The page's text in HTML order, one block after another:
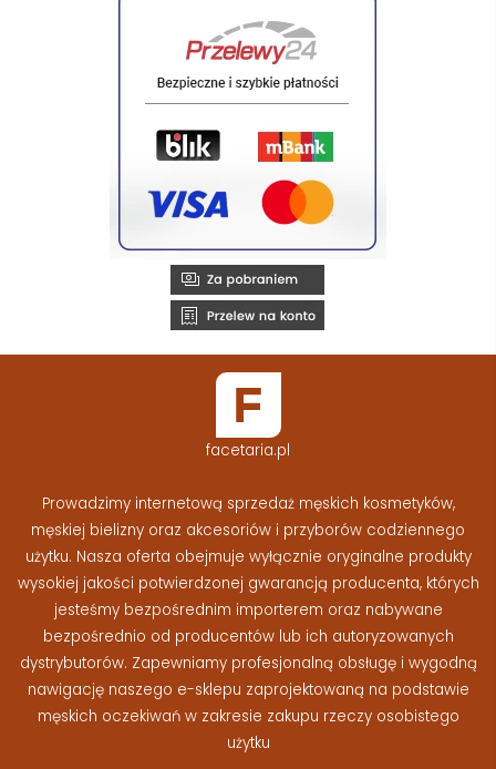
facetaria.pl
Prowadzimy internetową sprzedaż męskich kosmetyków,
męskiej bielizny oraz akcesoriów i przyborów codziennego
użytku. Nasza oferta obejmuje wyłącznie oryginalne produkty
wysokiej jakości potwierdzonej gwarancją producenta, których
jesteśmy bezpośrednim importerem oraz nabywane
bezpośrednio od producentów lub ich autoryzowanych
dystrybutorów. Zapewniamy profesjonalną obsługę i wygodną
nawigację naszego e-sklepu zaprojektowaną na podstawie
męskich oczekiwań w zakresie zakupu rzeczy osobistego
użytku